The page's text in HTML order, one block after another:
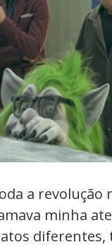
a
minha
diferentes,